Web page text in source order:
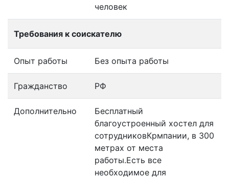
человек
Требования к соискателю
Опыт работы Без опыта работы
Гражданство РФ
Дополнительно
Бесплатный
благоустроенный хостел для
сотрудниковКрмпании, в 300
метрах от места
работы.Есть все
необходимое для